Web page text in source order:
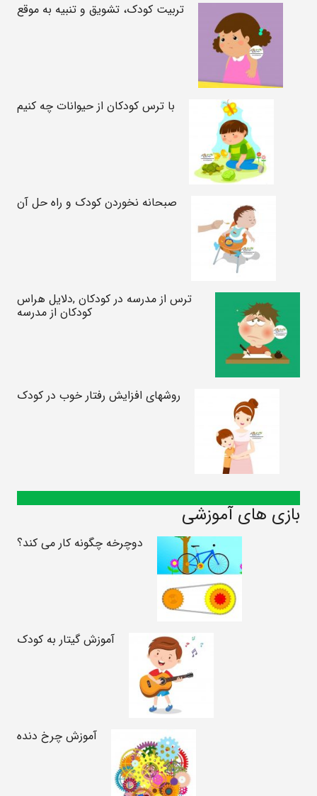
تربیت کودک، تشویق و تنبیه به موقع
با ترس کودکان از حیوانات چه کنیم
صبحانه نخوردن کودک و راه حل آن
ترس از مدرسه در کودکان ,دلایل هراس
کودکان از مدرسه
روشهای افزایش رفتار خوب در کودک
بازی های آموزشی
دوچرخه چگونه کار می کند؟
آموزش گیتار به کودک
آموزش چرخ دنده